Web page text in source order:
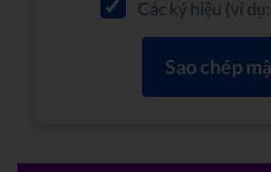
Các ký hiệu (ví
Sao chép